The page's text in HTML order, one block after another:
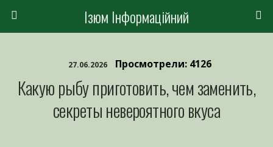
Ізюм Інформаційний
27.06.2026 Просмотрели: 4126
Какую рыбу приготовить, чем заменить,
секреты невероятного вкуса